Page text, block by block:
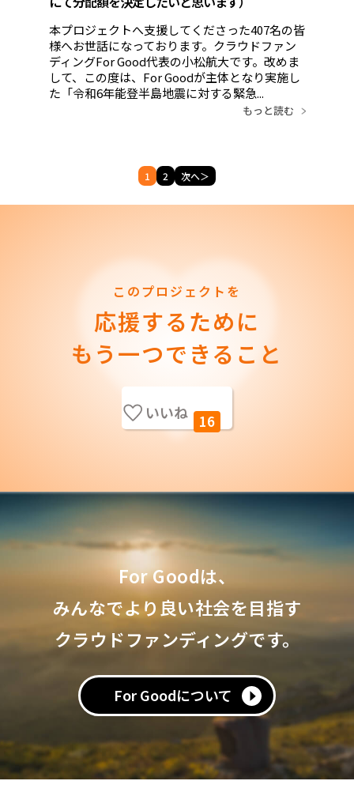
本プロジェクトへ支援してくださった407名の皆
様へお世話になっております。クラウドファン
ディングFor Good代表の小松航大です。改めま
して、この度は、For Goodが主体となり実施し
た「令和6年能登半島地震に対する緊急...
もっと読む
1 2 次へ＞
このプロジェクトを
応援するために
もう一つできること
いいね 16
For Goodは、
みんなでより良い社会を目指す
クラウドファンディングです。
For Goodについて